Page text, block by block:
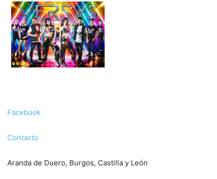
Facebook
Contacto
Aranda de Duero, Burgos, Castilla y León